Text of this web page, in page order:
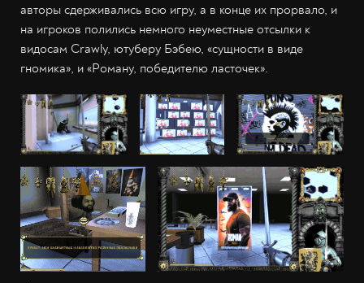
авторы сдерживались всю игру, а в конце их прорвало, и
на игроков полились немного неуместные отсылки к
видосам Crawly, ютуберу Бэбею, «сущности в виде
гномика», и «Роману, победителю ласточек».